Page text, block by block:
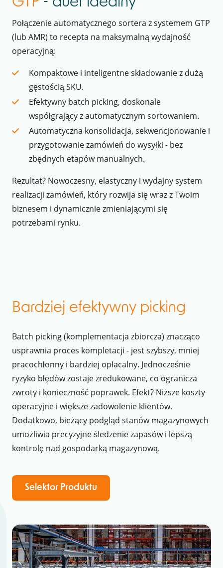
Połączenie automatycznego sortera z systemem GTP
(lub AMR) to recepta na maksymalną wydajność
operacyjną:
Kompaktowe i inteligentne składowanie z dużą
gęstością SKU.
Efektywny batch picking, doskonale
współgrający z automatycznym sortowaniem.
Automatyczna konsolidacja, sekwencjonowanie i
przygotowanie zamówień do wysyłki - bez
zbędnych etapów manualnych.
Rezultat? Nowoczesny, elastyczny i wydajny system
realizacji zamówień, który rozwija się wraz z Twoim
biznesem i dynamicznie zmieniającymi się
potrzebami rynku.
Bardziej efektywny picking
Batch picking (komplementacja zbiorcza) znacząco
usprawnia proces kompletacji - jest szybszy, mniej
pracochłonny i bardziej opłacalny. Jednocześnie
ryzyko błędów zostaje zredukowane, co ogranicza
zwroty i konieczność poprawek. Efekt? Niższe koszty
operacyjne i większe zadowolenie klientów.
Dodatkowo, bieżący podgląd stanów magazynowych
umożliwia precyzyjne śledzenie zapasów i lepszą
kontrolę nad gospodarką magazynową.
Selektor Produktu